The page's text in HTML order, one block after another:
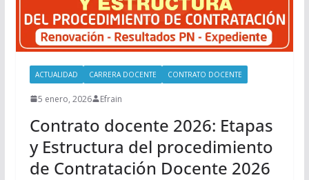
ACTUALIDAD CARRERA DOCENTE CONTRATO DOCENTE
5 enero, 2026 Efrain
Contrato docente 2026: Etapas
y Estructura del procedimiento
de Contratación Docente 2026